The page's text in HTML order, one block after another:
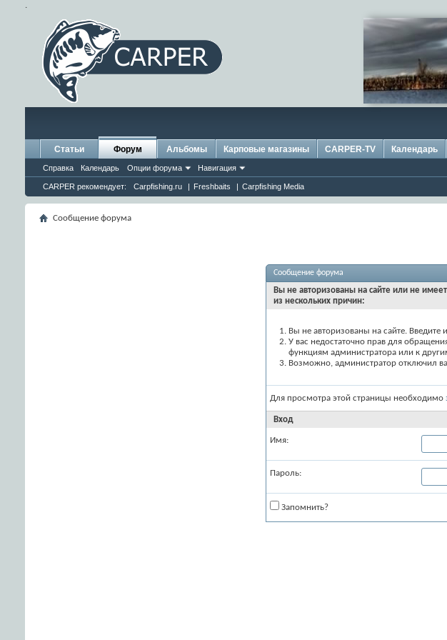
.
Статьи Форум
Справка Календарь Опции форума Навигация
CARPER рекомендует: Carpfishing.ru | Freshbaits | Carpfishing Media
Альбомы Карповые магазины CARPER-TV Календарь
Сообщение форума
Сообщение форума
Вы не авторизованы на сайте или не
из нескольких причин:
Вы не авторизованы на сайте.
У вас недостаточно прав для
функциям администратора или к
Возможно, администратор отключил
Для просмотра этой страницы необходимо
Вход
Имя:
Пароль:
Запомнить?